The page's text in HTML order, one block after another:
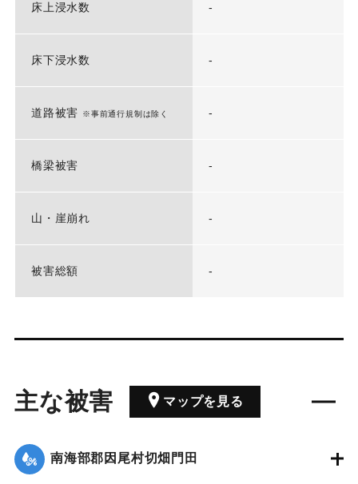
床上浸水数 -
床下浸水数 -
道路被害 ※事前通行規制は除く -
橋梁被害 -
山・崖崩れ -
被害総額 -
主な被害 マップを見る
南海部郡因尾村切畑門田